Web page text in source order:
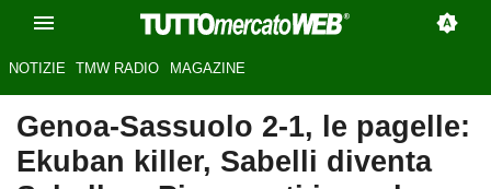
NOTIZIE TMW RADIO MAGAZINE
Genoa-Sassuolo 2-1, le pagelle:
Ekuban killer, Sabelli diventa